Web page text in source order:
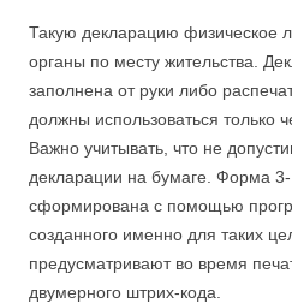
Такую декларацию физическое
органы по месту жительства.
заполнена от руки либо
должны использоваться только
Важно учитывать, что не
декларации на бумаге. Форма
сформирована с помощью
созданного именно для таких
предусматривают во время
двумерного штрих-кода.